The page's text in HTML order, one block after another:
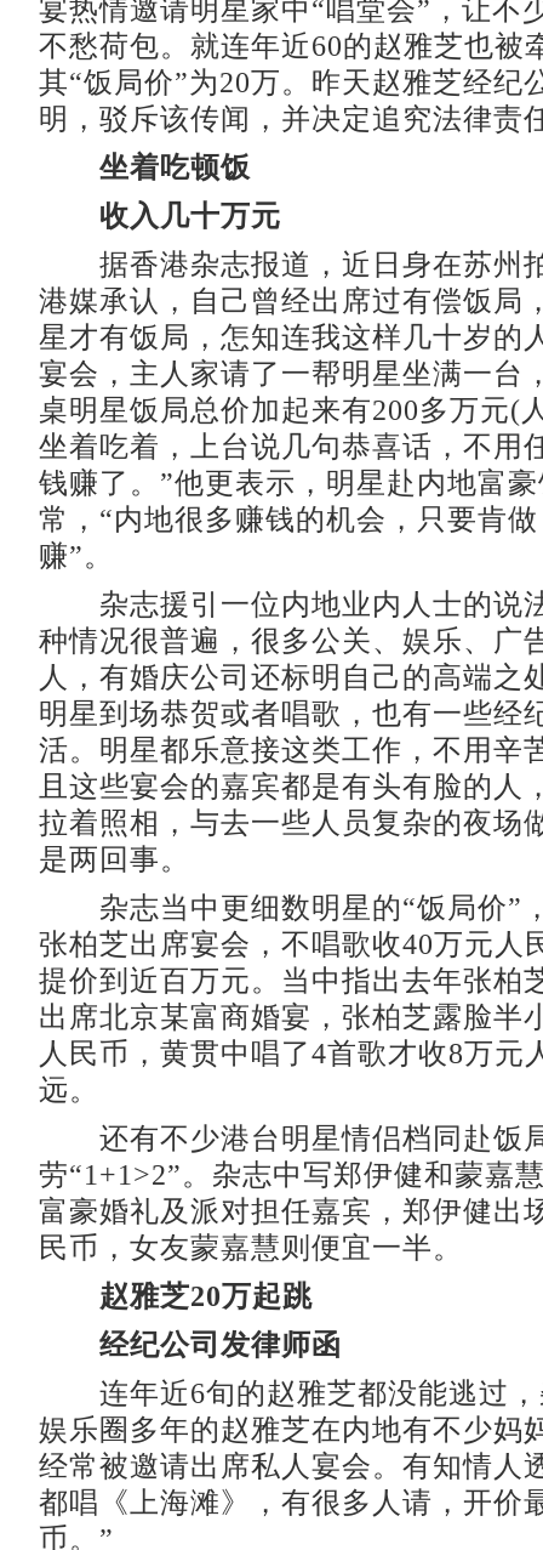
宴热情邀请明星家中“唱堂会”，让不
不愁荷包。就连年近60的赵雅芝也被
其“饭局价”为20万。昨天赵雅芝经纪
明，驳斥该传闻，并决定追究法律责
坐着吃顿饭
收入几十万元
据香港杂志报道，近日身在苏州
港媒承认，自己曾经出席过有偿饭局
星才有饭局，怎知连我这样几十岁的
宴会，主人家请了一帮明星坐满一台
桌明星饭局总价加起来有200多万元(
坐着吃着，上台说几句恭喜话，不用
钱赚了。”他更表示，明星赴内地富
常，“内地很多赚钱的机会，只要肯
赚”。
杂志援引一位内地业内人士的说
种情况很普遍，很多公关、娱乐、广
人，有婚庆公司还标明自己的高端之
明星到场恭贺或者唱歌，也有一些经
活。明星都乐意接这类工作，不用辛
且这些宴会的嘉宾都是有头有脸的人
拉着照相，与去一些人员复杂的夜场
是两回事。
杂志当中更细数明星的“饭局价”
张柏芝出席宴会，不唱歌收40万元人
提价到近百万元。当中指出去年张柏
出席北京某富商婚宴，张柏芝露脸半
人民币，黄贯中唱了4首歌才收8万元
远。
还有不少港台明星情侣档同赴饭
劳“1+1>2”。杂志中写郑伊健和蒙嘉
富豪婚礼及派对担任嘉宾，郑伊健出
民币，女友蒙嘉慧则便宜一半。
赵雅芝20万起跳
经纪公司发律师函
连年近6旬的赵雅芝都没能逃过，
娱乐圈多年的赵雅芝在内地有不少妈
经常被邀请出席私人宴会。有知情人
都唱《上海滩》，有很多人请，开价
币。”